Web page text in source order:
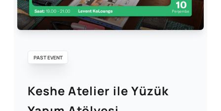
PAST EVENT
Keshe Atelier ile Yüzük